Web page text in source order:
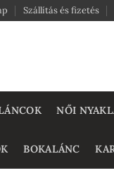
Szállítás és fizetés
NŐI
BOKALÁNC